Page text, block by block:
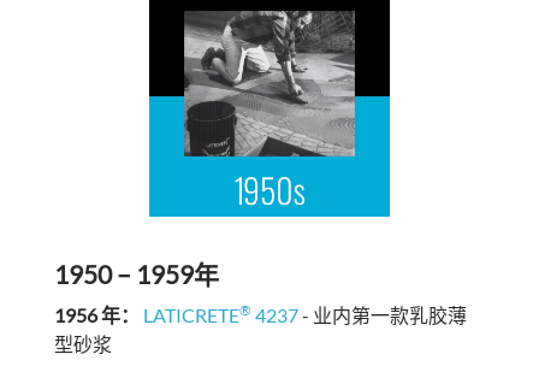
1950 – 1959年
1956 年： LATICRETE® 4237- 业内第一款乳胶薄
型砂浆